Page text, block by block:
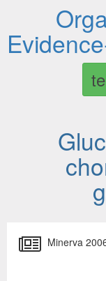
Minerva